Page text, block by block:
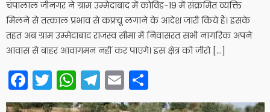
चंपालाल जीनगर ने ग्राम उम्मेदाबाद में कोविड-19 में संक्रमित व्यक्ति
मिलने से तत्काल प्रभाव से कफ्र्यू लगाने के आदेश जारी किये हैं। इसके
तहत अब ग्राम उम्मेदाबाद राजस्व सीमा में निवासरत सभी नागरिक अपने
आवास से बाहर आवागमन नहीं कर पाएंगे। इस क्षेत्र को जीरो […]
Facebook
Twitter
WhatsApp
Telegram
Email